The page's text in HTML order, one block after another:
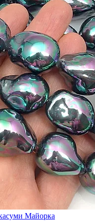
Майорка